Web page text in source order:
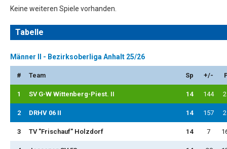
Keine weiteren Spiele vorhanden.
Tabelle
Männer II - Bezirksoberliga Anhalt 25/26
# Team Sp +/-
1 SV G-W Wittenberg-Piest. II 14 144
2 DRHV 06 II 14 157
3 TV "Frischauf" Holzdorf 14 7